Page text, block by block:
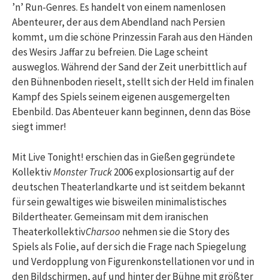
’n’ Run-Genres. Es handelt von einem namenlosen
Abenteurer, der aus dem Abendland nach Persien
kommt, um die schöne Prinzessin Farah aus den Händen
des Wesirs Jaffar zu befreien. Die Lage scheint
ausweglos. Während der Sand der Zeit unerbittlich auf
den Bühnenboden rieselt, stellt sich der Held im finalen
Kampf des Spiels seinem eigenen ausgemergelten
Ebenbild. Das Abenteuer kann beginnen, denn das Böse
siegt immer!
Mit Live Tonight! erschien das in Gießen gegründete
KollektivMonster Truck2006 explosionsartig auf der
deutschen Theaterlandkarte und ist seitdem bekannt
für sein gewaltiges wie bisweilen minimalistisches
Bildertheater. Gemeinsam mit dem iranischen
TheaterkollektivCharsoo nehmen sie die Story des
Spiels als Folie, auf der sich die Frage nach Spiegelung
und Verdopplung von Figurenkonstellationen vor und in
den Bildschirmen, auf und hinter der Bühne mit größter